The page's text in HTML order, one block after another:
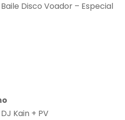
Disco Voador – Especial
Kain + PV